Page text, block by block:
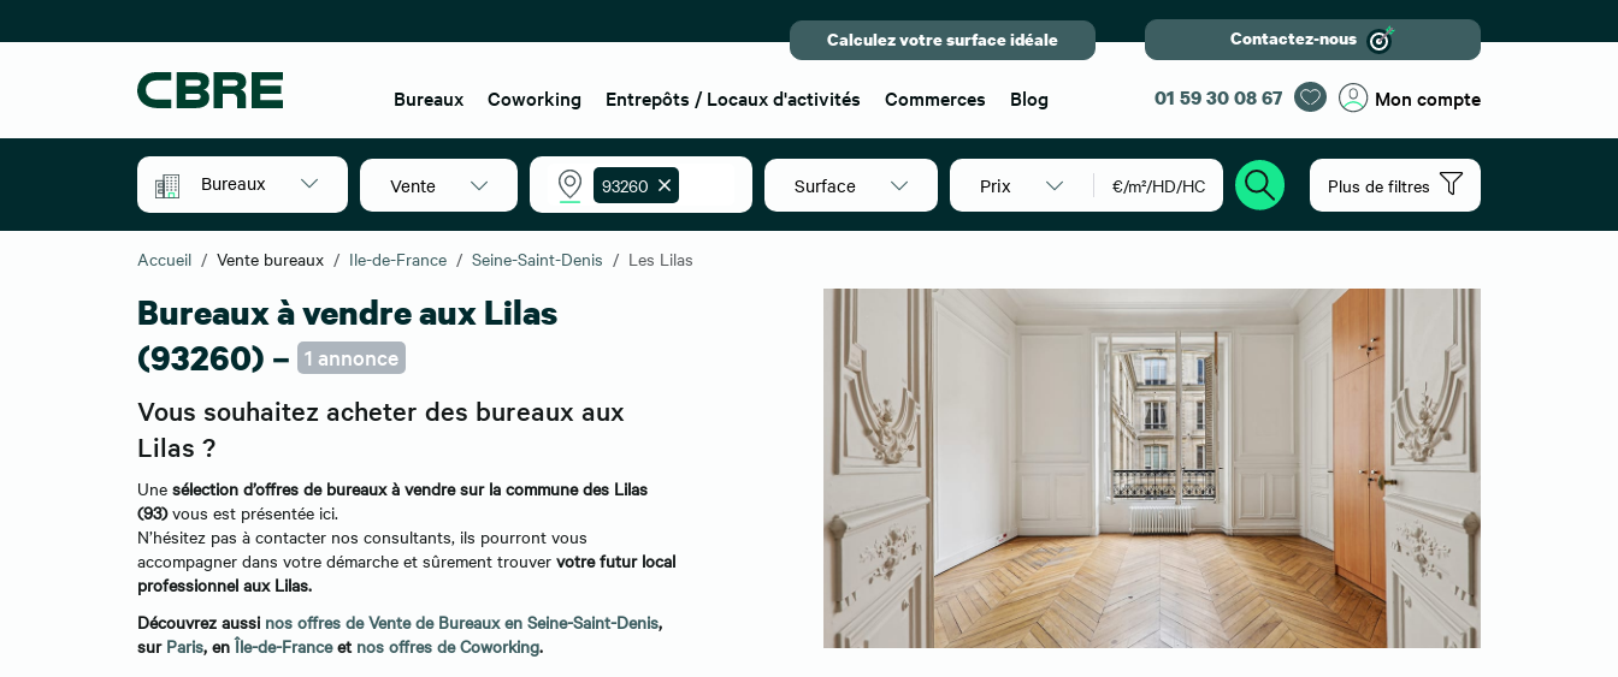
Calculez votre surface idéale Contactez-nous
Bureaux Coworking Entrepôts / Locaux d'activités Commerces Blog 01 59 30 08 67 Mon compte
Bureaux Vente 93260 Surface Prix €/m²/HD/HC Plus de filtres
Accueil Vente bureaux Ile-de-France Seine-Saint-Denis Les Lilas
Bureaux à vendre aux Lilas
(93260) – 1 annonce
Vous souhaitez acheter des bureaux aux
Lilas ?
Une sélection d’offres de bureaux à vendre sur la commune des Lilas
(93)vous est présentée ici.
N’hésitez pas à contacter nos consultants, ils pourront vous
accompagner dans votre démarche et sûrement trouver votre futur local
professionnel aux Lilas.
Découvrez aussi nos offres de Vente de Bureaux en Seine-Saint-Denis,
sur Paris, enÎle-de-Franceet nos offres de Coworking.